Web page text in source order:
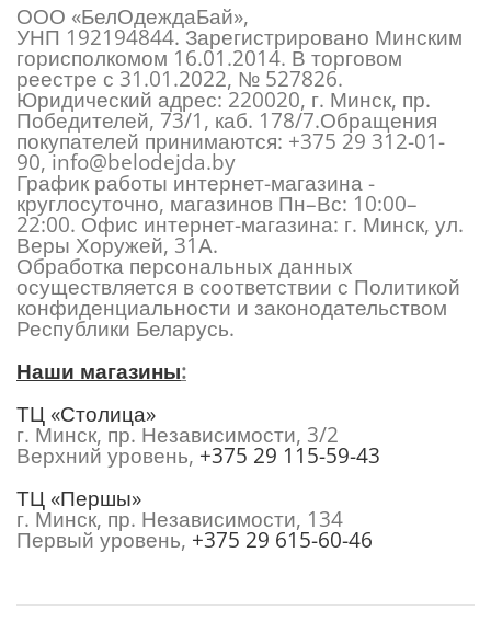
ООО «БелОдеждаБай»,
УНП 192194844. Зарегистрировано Минским
горисполкомом 16.01.2014. В торговом
реестре с 31.01.2022, № 527826.
Юридический адрес: 220020, г. Минск, пр.
Победителей, 73/1, каб. 178/7.Обращения
покупателей принимаются: +375 29 312-01-
90,info@belodejda.by
График работы интернет-магазина -
круглосуточно, магазинов Пн–Вс: 10:00–
22:00. Офис интернет-магазина: г. Минск, ул.
Веры Хоружей, 31А.
Обработка персональных данных
осуществляется в соответствии с Политикой
конфиденциальности и законодательством
Республики Беларусь.
Наши магазины:
ТЦ «Столица»
г. Минск, пр. Независимости, 3/2
Верхний уровень, +375 29 115-59-43
ТЦ «Першы»
г. Минск, пр. Независимости, 134
Первый уровень, +375 29 615-60-46